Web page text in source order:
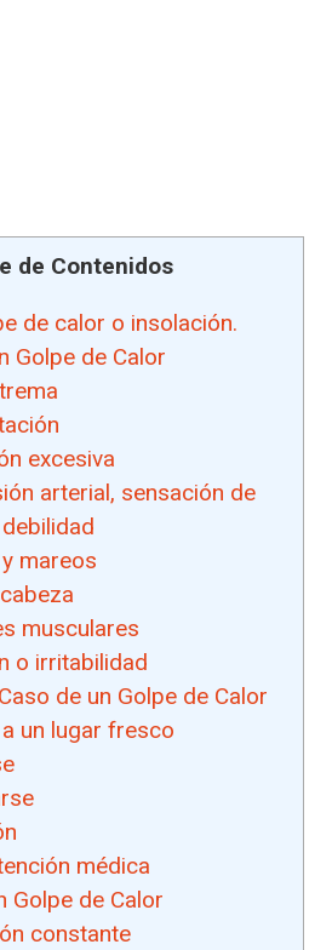
de Contenidos
de calor o insolación.
Golpe de Calor
excesiva
arterial, sensación de
mareos
musculares
o irritabilidad
de un Golpe de Calor
un lugar fresco
médica
Golpe de Calor
constante